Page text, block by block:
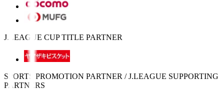
J.LEAGUE CUP TITLE PARTNER
SPORTS PROMOTION PARTNER / J.LEAGUE SUPPORTING
PARTNERS